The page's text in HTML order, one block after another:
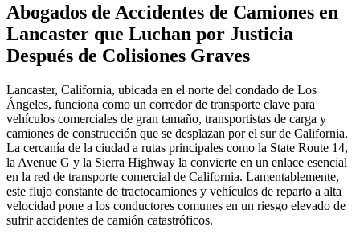
Abogados de Accidentes de Camiones en
Lancaster que Luchan por Justicia
Después de Colisiones Graves
Lancaster, California, ubicada en el norte del condado de Los
Ángeles, funciona como un corredor de transporte clave para
vehículos comerciales de gran tamaño, transportistas de carga y
camiones de construcción que se desplazan por el sur de California.
La cercanía de la ciudad a rutas principales como la State Route 14,
la Avenue G y la Sierra Highway la convierte en un enlace esencial
en la red de transporte comercial de California. Lamentablemente,
este flujo constante de tractocamiones y vehículos de reparto a alta
velocidad pone a los conductores comunes en un riesgo elevado de
sufrir accidentes de camión catastróficos.